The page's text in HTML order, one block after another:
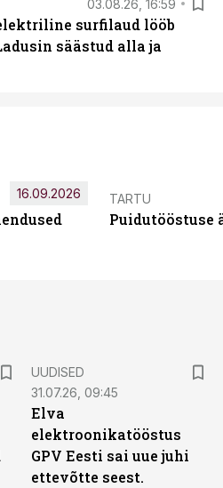
03.08.26, 16:59
surfilaud lööb
säästud alla ja
16.09.2026 TARTU
Puidutööstuse
UUDISED
31.07.26, 09:45
Elva
elektroonikatööstus
GPV Eesti sai uue juhi
ettevõtte seest.